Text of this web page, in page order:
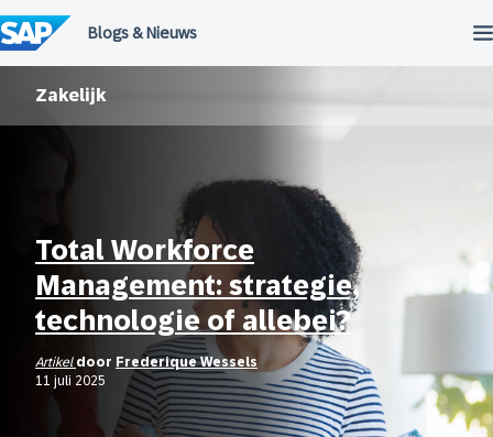
naar
de
inhoud
Zakelijk
Total Workforce
Management: strategie,
technologie of allebei?
Artikel door Frederique Wessels
11 juli 2025